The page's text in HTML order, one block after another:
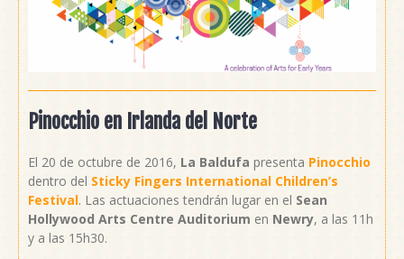
Pinocchio en Irlanda del Norte
El 20 de octubre de 2016, La Baldufa presenta Pinocchio
dentro del Sticky Fingers International Children’s
Festival. Las actuaciones tendrán lugar en el Sean
Hollywood Arts Centre Auditorium en Newry, a las 11h
y a las 15h30.